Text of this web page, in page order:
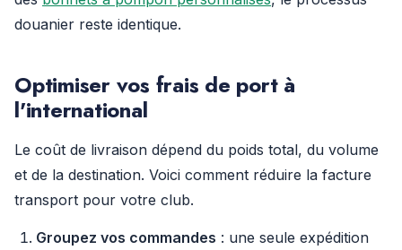
douanier reste identique.
Optimiser vos frais de port à
l'international
Le coût de livraison dépend du poids total, du volume
et de la destination. Voici comment réduire la facture
transport pour votre club.
Groupez vos commandes : une seule expédition